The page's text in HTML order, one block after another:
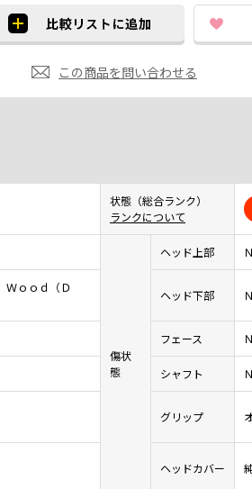
この商品を問い合わせる
状態（総合ランク）
ランクについて
傷状
態
ヘッド上部 Ｎ
ｏｏｄ（Ｄ
ヘッド下部 Ｎ
フェース Ｎ
シャフト Ｎ
グリップ
ヘッドカバー